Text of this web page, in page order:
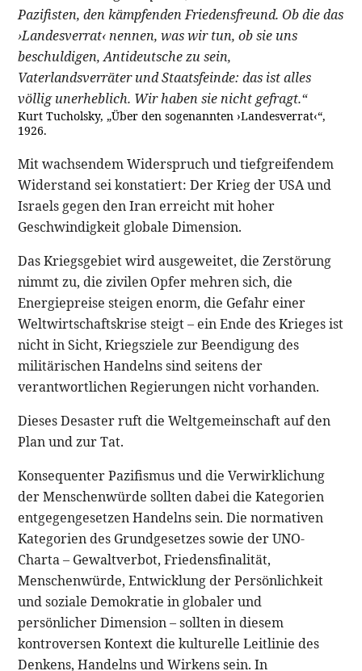
Pazifisten, den kämpfenden Friedensfreund. Ob die das
›Landesverrat‹ nennen, was wir tun, ob sie uns
beschuldigen, Antideutsche zu sein,
Vaterlandsverräter und Staatsfeinde: das ist alles
völlig unerheblich. Wir haben sie nicht gefragt.“
Kurt Tucholsky, „Über den sogenannten ›Landesverrat‹“,
1926.
Mit wachsendem Widerspruch und tiefgreifendem
Widerstand sei konstatiert: Der Krieg der USA und
Israels gegen den Iran erreicht mit hoher
Geschwindigkeit globale Dimension.
Das Kriegsgebiet wird ausgeweitet, die Zerstörung
nimmt zu, die zivilen Opfer mehren sich, die
Energiepreise steigen enorm, die Gefahr einer
Weltwirtschaftskrise steigt – ein Ende des Krieges ist
nicht in Sicht, Kriegsziele zur Beendigung des
militärischen Handelns sind seitens der
verantwortlichen Regierungen nicht vorhanden.
Dieses Desaster ruft die Weltgemeinschaft auf den
Plan und zur Tat.
Konsequenter Pazifismus und die Verwirklichung
der Menschenwürde sollten dabei die Kategorien
entgegengesetzen Handelns sein. Die normativen
Kategorien des Grundgesetzes sowie der UNO-
Charta – Gewaltverbot, Friedensfinalität,
Menschenwürde, Entwicklung der Persönlichkeit
und soziale Demokratie in globaler und
persönlicher Dimension – sollten in diesem
kontroversen Kontext die kulturelle Leitlinie des
Denkens, Handelns und Wirkens sein. In